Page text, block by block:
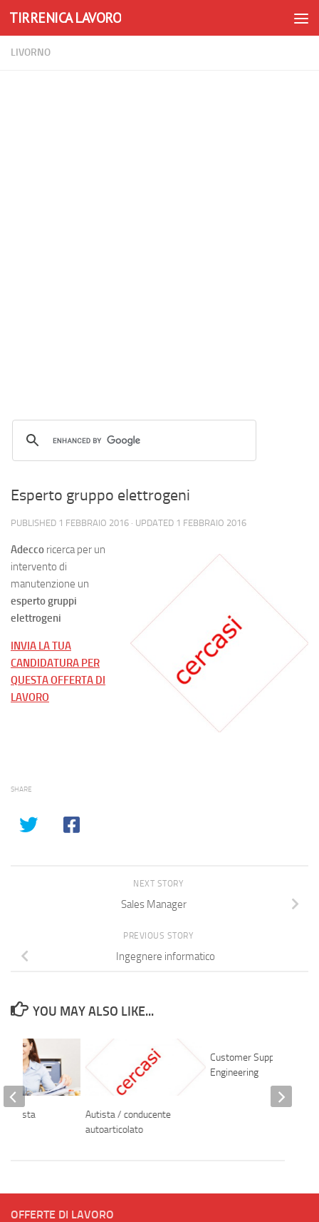
Skip to content
TIRRENICA LAVORO
LIVORNO
Esperto gruppo elettrogeni
PUBLISHED 1 FEBBRAIO 2016 · UPDATED 1 FEBBRAIO 2016
Adecco ricerca per un
intervento di
manutenzione un
esperto gruppi
elettrogeni
INVIA LA TUA
CANDIDATURA PER
QUESTA OFFERTA DI
LAVORO
SHARE
NEXT STORY
Sales Manager
PREVIOUS STORY
Ingegnere informatico
YOU MAY ALSO LIKE...
Autista / conducente
autoarticolato
Customer Support
Engineering
analista
OFFERTE DI LAVORO